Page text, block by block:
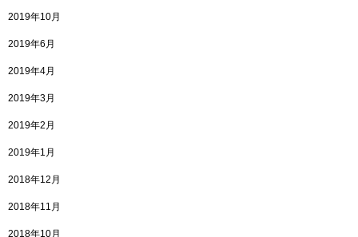
2019年10月
2019年6月
2019年4月
2019年3月
2019年2月
2019年1月
2018年12月
2018年11月
2018年10月